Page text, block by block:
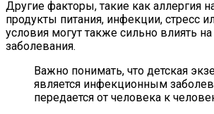
Другие факторы, такие как аллергия
продукты питания, инфекции, стресс
условия могут также сильно влиять на
заболевания.
Важно понимать, что детская
является инфекционным
передается от человека к